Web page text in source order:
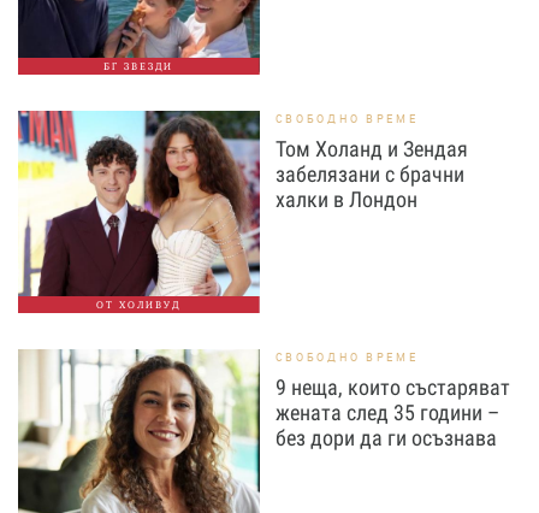
БГ ЗВЕЗДИ
ОТ ХОЛИВУД
СВОБОДНО ВРЕМЕ
Том Холанд и Зендая
забелязани с брачни
халки в Лондон
СВОБОДНО ВРЕМЕ
9 неща, които състаряват
жената след 35 години –
без дори да ги осъзнава